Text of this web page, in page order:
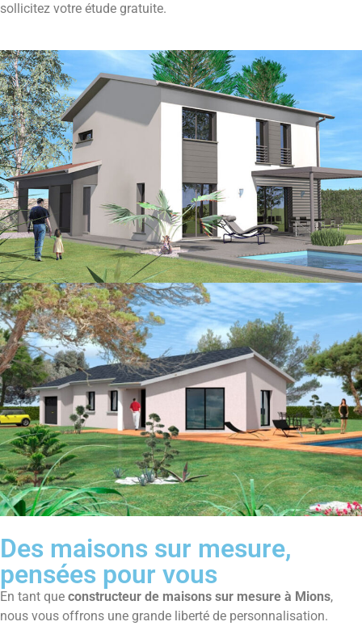
sollicitez votre étude gratuite.
Des maisons sur mesure,
pensées pour vous
En tant que constructeur de maisons sur mesure à Mions,
nous vous offrons une grande liberté de personnalisation.